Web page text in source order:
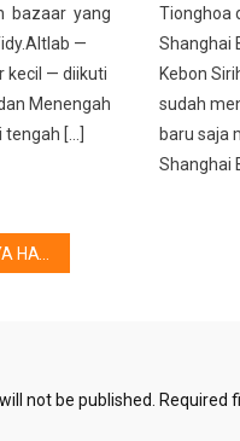
bazaar yang
—
kecil — diikuti
Menengah
[…]
Tionghoa
Shanghai
Kebon
sudah
baru saja
Shanghai
Ganda
not be published. Required